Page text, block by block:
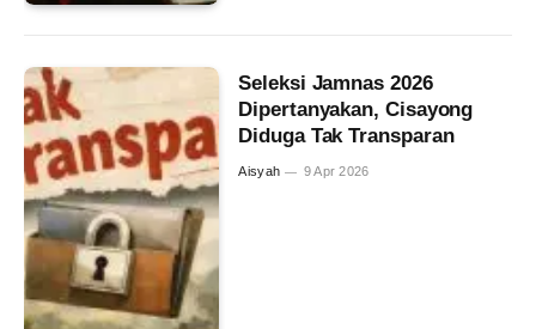
Seleksi Jamnas 2026
Dipertanyakan, Cisayong
Diduga Tak Transparan
Aisyah 9 Apr 2026